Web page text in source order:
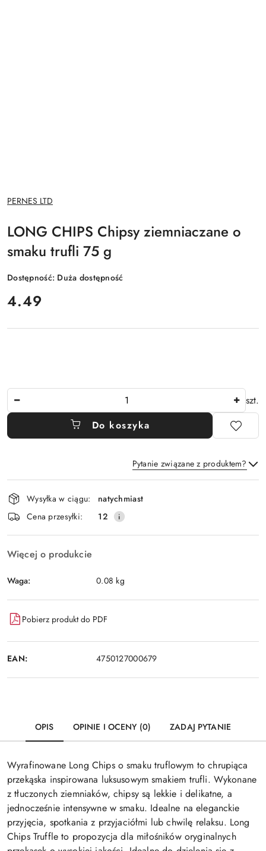
NAZWA
PRODUCENTA:
PERNES LTD
LONG CHIPS Chipsy ziemniaczane o
smaku trufli 75 g
Dostępność: Duża dostępność
cena:
4.49
szt.
Do koszyka
Pytanie związane z produktem?
Wyślij
Dostępność
i
dostawa
Wysyłka w ciągu:
natychmiast
Cena przesyłki:
12
Więcej o produkcie
Waga: 0.08 kg
Pobierz produkt do PDF
EAN: 4750127000679
OPIS OPINIE I OCENY (0) ZADAJ PYTANIE
Wyrafinowane Long Chips o smaku truflowym to chrupiąca
przekąska inspirowana luksusowym smakiem trufli. Wykonane
z tłuczonych ziemniaków, chipsy są lekkie i delikatne, a
jednocześnie intensywne w smaku. Idealne na eleganckie
przyjęcia, spotkania z przyjaciółmi lub chwilę relaksu. Long
Chips Truffle to propozycja dla miłośników oryginalnych